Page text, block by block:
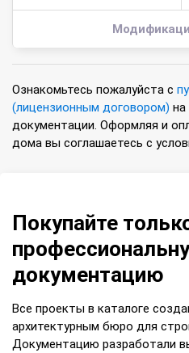
Ознакомьтесь пожалуйста с
(лицензионным договором) на
документации. Оформляя и
дома вы соглашаетесь с
Покупайте
документацию
Все проекты в каталоге
архитектурным бюро для
Документацию разработали